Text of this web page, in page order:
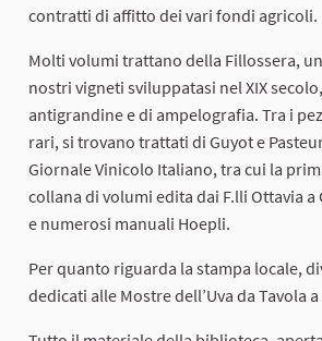
contratti di affitto dei vari fondi agricoli.
Molti volumi trattano della Fillossera,
nostri vigneti sviluppatasi nel XIX
antigrandine e di ampelografia. Tra i
rari, si trovano trattati di Guyot e
Giornale Vinicolo Italiano, tra cui la
collana di volumi edita dai F.lli Ottavia a
e numerosi manuali Hoepli.
Per quanto riguarda la stampa locale,
dedicati alle Mostre dell’Uva da Tavola